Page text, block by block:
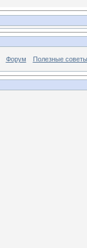
Форум Полезные советы